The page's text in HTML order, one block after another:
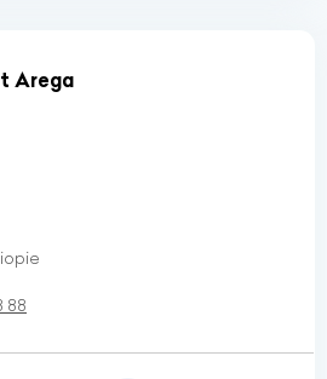
Arega
88